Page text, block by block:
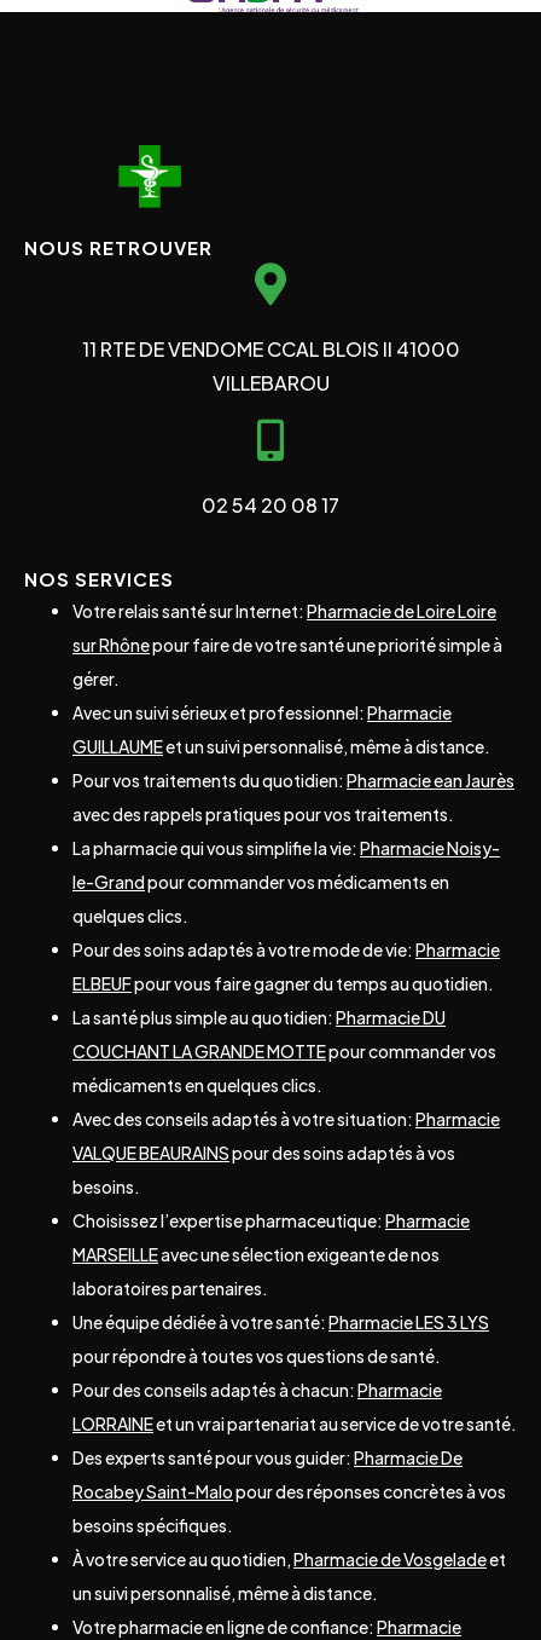
NOUS RETROUVER
11 RTE DE VENDOME CCAL BLOIS II 41000
VILLEBAROU
02 54 20 08 17
NOS SERVICES
Votre relais santé sur Internet: Pharmacie de Loire Loire
sur Rhônepour faire de votre santé une priorité simple à
gérer.
Avec un suivi sérieux et professionnel: Pharmacie
GUILLAUMEet un suivi personnalisé, même à distance.
Pour vos traitements du quotidien: Pharmacie ean Jaurès
avec des rappels pratiques pour vos traitements.
La pharmacie qui vous simplifie la vie: Pharmacie Noisy-
le-Grandpour commander vos médicaments en
quelques clics.
Pour des soins adaptés à votre mode de vie: Pharmacie
ELBEUFpour vous faire gagner du temps au quotidien.
La santé plus simple au quotidien: Pharmacie DU
COUCHANT LA GRANDE MOTTEpour commander vos
médicaments en quelques clics.
Avec des conseils adaptés à votre situation: Pharmacie
VALQUE BEAURAINSpour des soins adaptés à vos
besoins.
Choisissez l’expertise pharmaceutique: Pharmacie
MARSEILLEavec une sélection exigeante de nos
laboratoires partenaires.
Une équipe dédiée à votre santé: Pharmacie LES 3 LYS
pour répondre à toutes vos questions de santé.
Pour des conseils adaptés à chacun: Pharmacie
LORRAINEet un vrai partenariat au service de votre santé.
Des experts santé pour vous guider: Pharmacie De
Rocabey Saint-Malopour des réponses concrètes à vos
besoins spécifiques.
À votre service au quotidien,Pharmacie de Vosgeladeet
un suivi personnalisé, même à distance.
Votre pharmacie en ligne de confiance: Pharmacie